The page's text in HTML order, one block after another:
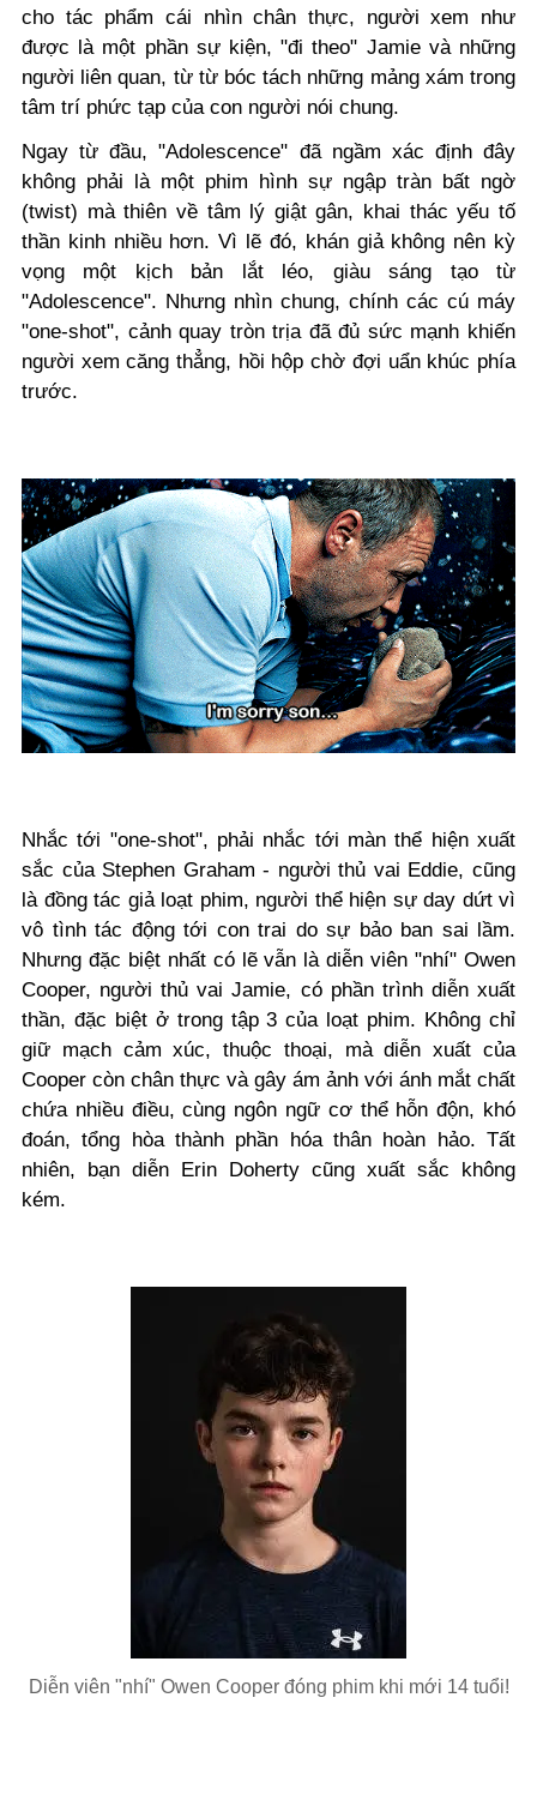
cho tác phẩm cái nhìn chân thực, người xem như
được là một phần sự kiện, "đi theo" Jamie và những
người liên quan, từ từ bóc tách những mảng xám trong
tâm trí phức tạp của con người nói chung.
Ngay từ đầu, "Adolescence" đã ngầm xác định đây
không phải là một phim hình sự ngập tràn bất ngờ
(twist) mà thiên về tâm lý giật gân, khai thác yếu tố
thần kinh nhiều hơn. Vì lẽ đó, khán giả không nên kỳ
vọng một kịch bản lắt léo, giàu sáng tạo từ
"Adolescence". Nhưng nhìn chung, chính các cú máy
"one-shot", cảnh quay tròn trịa đã đủ sức mạnh khiến
người xem căng thẳng, hồi hộp chờ đợi uẩn khúc phía
trước.
Nhắc tới "one-shot", phải nhắc tới màn thể hiện xuất
sắc của Stephen Graham - người thủ vai Eddie, cũng
là đồng tác giả loạt phim, người thể hiện sự day dứt vì
vô tình tác động tới con trai do sự bảo ban sai lầm.
Nhưng đặc biệt nhất có lẽ vẫn là diễn viên "nhí" Owen
Cooper, người thủ vai Jamie, có phần trình diễn xuất
thần, đặc biệt ở trong tập 3 của loạt phim. Không chỉ
giữ mạch cảm xúc, thuộc thoại, mà diễn xuất của
Cooper còn chân thực và gây ám ảnh với ánh mắt chất
chứa nhiều điều, cùng ngôn ngữ cơ thể hỗn độn, khó
đoán, tổng hòa thành phần hóa thân hoàn hảo. Tất
nhiên, bạn diễn Erin Doherty cũng xuất sắc không
kém.
Diễn viên "nhí" Owen Cooper đóng phim khi mới 14 tuổi!